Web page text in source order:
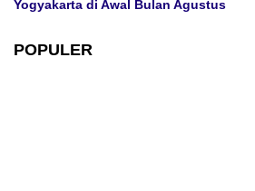
Yogyakarta di Awal Bulan Agustus
POPULER